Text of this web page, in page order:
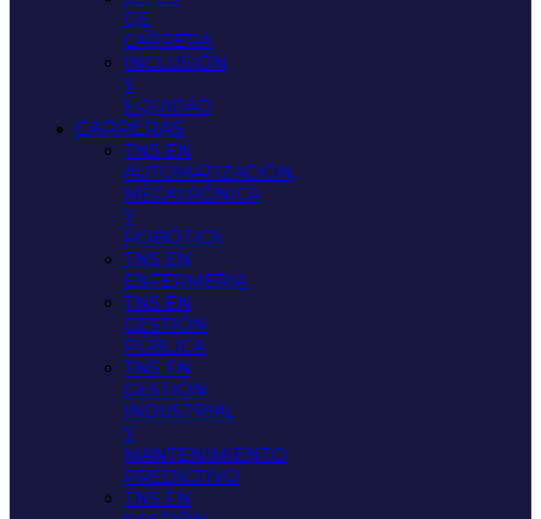
DE
CARRERA
INCLUSIÓN
Y
EQUIDAD
CARRERAS
TNS EN
AUTOMATIZACIÓN,
MECATRÓNICA
Y
ROBÓTICA
TNS EN
ENFERMERÍA
TNS EN
GESTIÓN
PÚBLICA
TNS EN
GESTIÓN
INDUSTRIAL
Y
MANTENIMIENTO
PREDICTIVO
TNS EN